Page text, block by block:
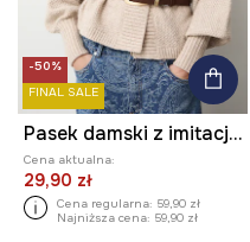
-50%
FINAL SALE
Pasek damski z imitacji zamszu
Cena aktualna:
29,90 zł
Cena regularna: 59,90 zł
Najniższa cena: 59,90 zł